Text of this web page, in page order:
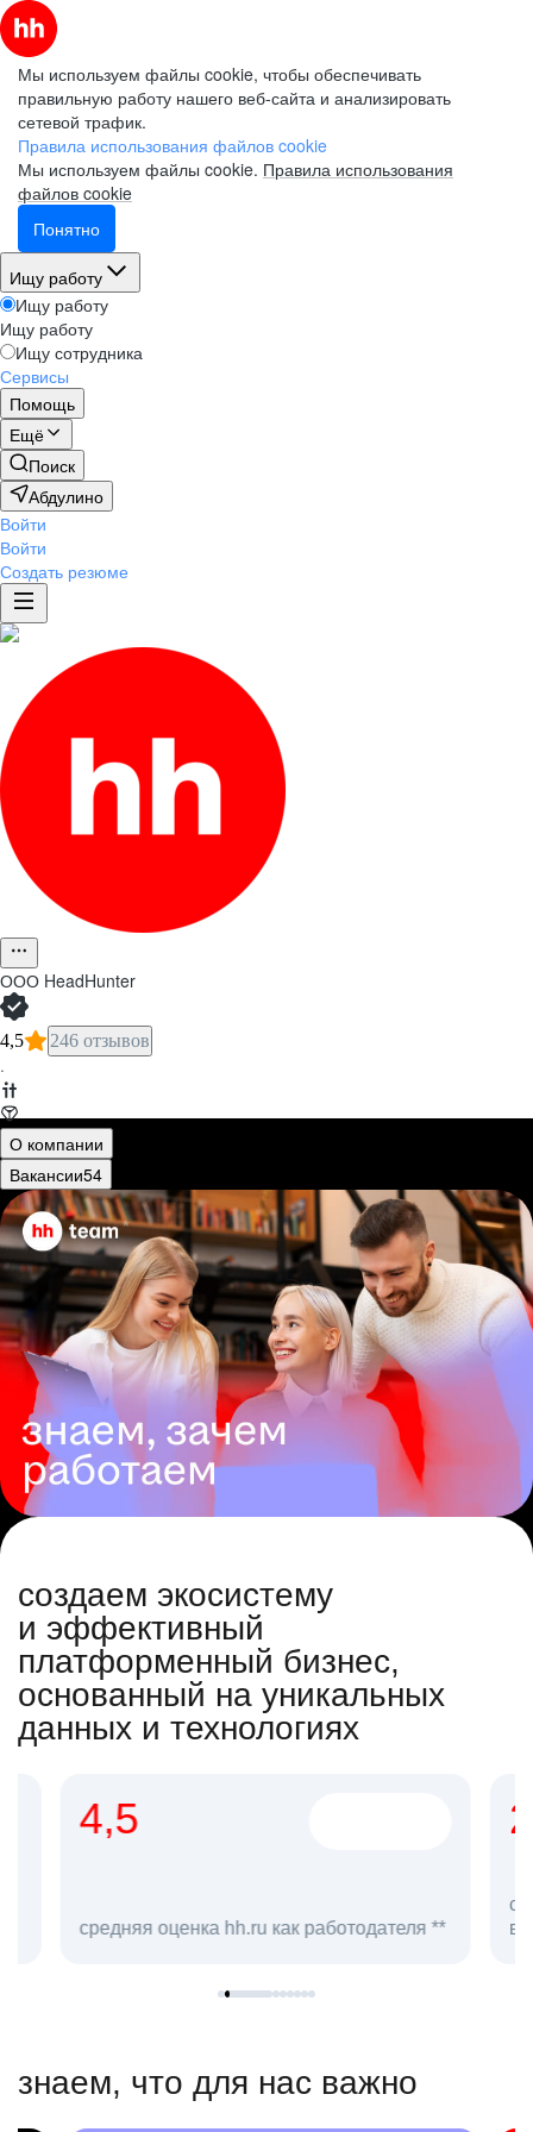
Мы используем файлы cookie, чтобы обеспечивать
правильную работу нашего веб-сайта и анализировать
сетевой трафик.
Правила использования файлов cookie
Мы используем файлы cookie. Правила использования
файлов cookie
Понятно
Ищу работу
Ищу работу
Ищу работу
Ищу сотрудника
Сервисы
Помощь
Ещё
Поиск
Абдулино
Войти
Войти
Создать резюме
ООО HeadHunter
4,5 246 отзывов
·
О компании
Вакансии54
создаем экосистему
и эффективный
платформенный бизнес,
основанный на уникальных
данных и технологиях
4,5
средняя оценка hh.ru как работодателя **
в hh.ru
знаем, что для нас важно